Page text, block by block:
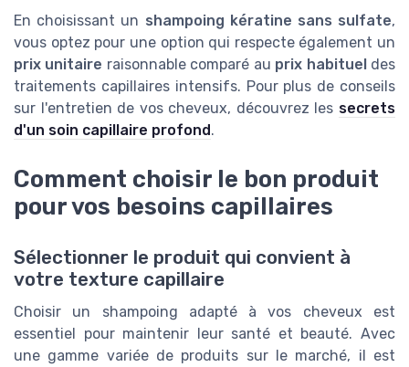
En choisissant un shampoing kératine sans sulfate,
vous optez pour une option qui respecte également un
prix unitaire raisonnable comparé au prix habitueldes
traitements capillaires intensifs. Pour plus de conseils
sur l'entretien de vos cheveux, découvrez les secrets
d'un soin capillaire profond.
Comment choisir le bon produit
pour vos besoins capillaires
Sélectionner le produit qui convient à
votre texture capillaire
Choisir un shampoing adapté à vos cheveux est
essentiel pour maintenir leur santé et beauté. Avec
une gamme variée de produits sur le marché, il est